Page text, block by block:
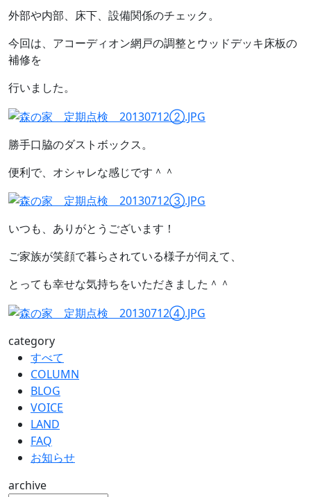
外部や内部、床下、設備関係のチェック。
今回は、アコーディオン網戸の調整とウッドデッキ床板の
補修を
行いました。
勝手口脇のダストボックス。
便利で、オシャレな感じです＾＾
いつも、ありがとうございます！
ご家族が笑顔で暮らされている様子が伺えて、
とっても幸せな気持ちをいただきました＾＾
category
すべて
COLUMN
BLOG
VOICE
LAND
FAQ
お知らせ
archive